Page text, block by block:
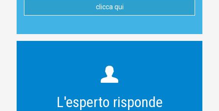
clicca qui
L'esperto risponde